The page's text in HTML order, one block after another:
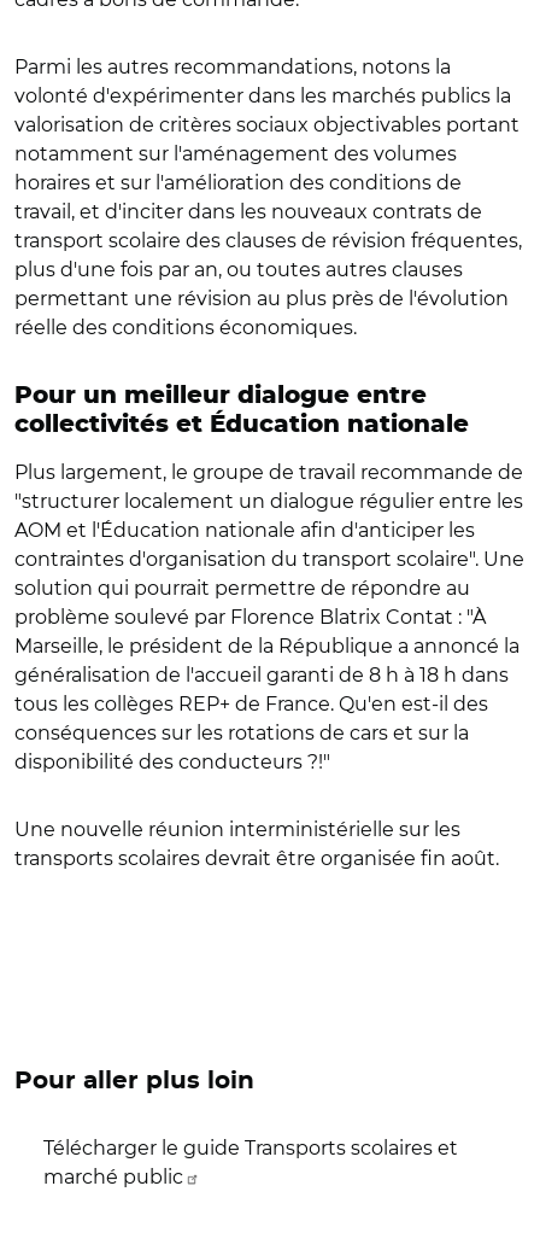
Parmi les autres recommandations, notons la
volonté d'expérimenter dans les marchés publics la
valorisation de critères sociaux objectivables portant
notamment sur l'aménagement des volumes
horaires et sur l'amélioration des conditions de
travail, et d'inciter dans les nouveaux contrats de
transport scolaire des clauses de révision fréquentes,
plus d'une fois par an, ou toutes autres clauses
permettant une révision au plus près de l'évolution
réelle des conditions économiques.
Pour un meilleur dialogue entre
collectivités et Éducation nationale
Plus largement, le groupe de travail recommande de
"structurer localement un dialogue régulier entre les
AOM et l'Éducation nationale afin d'anticiper les
contraintes d'organisation du transport scolaire". Une
solution qui pourrait permettre de répondre au
problème soulevé par Florence Blatrix Contat : "À
Marseille, le président de la République a annoncé la
généralisation de l'accueil garanti de 8 h à 18 h dans
tous les collèges REP+ de France. Qu'en est-il des
conséquences sur les rotations de cars et sur la
disponibilité des conducteurs ?!"
Une nouvelle réunion interministérielle sur les
transports scolaires devrait être organisée fin août.
Pour aller plus loin
Télécharger le guide Transports scolaires et
marché public